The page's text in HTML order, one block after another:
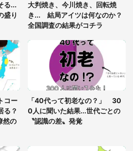
てた〝野生の野菜〟に6.5万人戦慄
街に住んでいます」住人の呟きに30万
が存在しないか、あなたはわかる？
に途中参加する娘を送って行ったら、真
遭難状態。なんとか見つけた民家に助け
住人の男性が...」
る...
盛り
大判焼き、今川焼き、回転焼
き... 結局アイツは何なのか？
全国調査の結果がコチラ
コー
る？
然の
「40代って初老なの？」 30
0人に聞いた結果...世代ごとの
〝認識の差〟発覚